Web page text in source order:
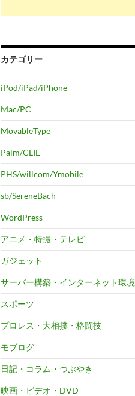
カテゴリー
iPod/iPad/iPhone
Mac/PC
MovableType
Palm/CLIE
PHS/willcom/Ymobile
sb/SereneBach
WordPress
アニメ・特撮・テレビ
ガジェット
サーバー構築・インターネット環境
スポーツ
プロレス・大相撲・格闘技
モブログ
日記・コラム・つぶやき
映画・ビデオ・DVD